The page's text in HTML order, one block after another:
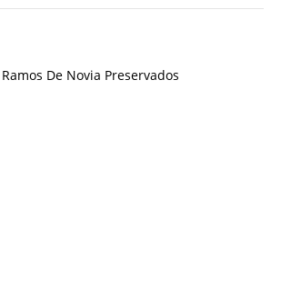
Ramos De Novia Preservados